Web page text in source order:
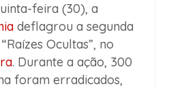
feira (30), a
deflagrou a segunda
Ocultas”, no
. Durante a ação, 300
foram erradicados,